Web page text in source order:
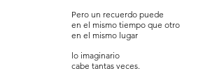
Pero un recuerdo puede
en el mismo tiempo que otro
en el mismo lugar
lo imaginario
cabe tantas veces.